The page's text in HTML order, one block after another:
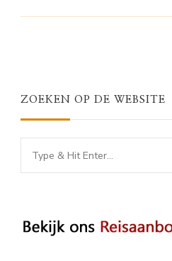
ZOEKEN OP DE WEBSITE
Looking
for